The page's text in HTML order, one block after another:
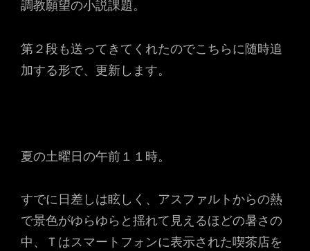
調教願望の小説課題。
第２段も送ってきてくれたのでこちらに随時追
加する形で、更新します。
夏の土曜日の午前１１時。
すでに日差しは眩しく、アスファルトからの熱
で景色がゆらゆらと揺れて見えるほどの暑さの
中、Ｔはスマートフォンに表示された喫茶店を